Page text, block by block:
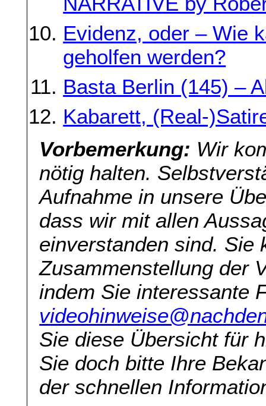
Evidenz, oder – Wie
geholfen werden?
Basta Berlin (145) –
Kabarett, (Real-
Vorbemerkung: Wir
nötig halten.
Aufnahme in unsere
dass wir mit allen
einverstanden sind. Sie
Zusammenstellung der
indem Sie interessante
Sie diese Übersicht für
Sie doch bitte Ihre
der schnellen